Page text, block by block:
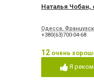
Наталья Чобан,
Одесса,
+380(63)700-04-68
12 очень
Я